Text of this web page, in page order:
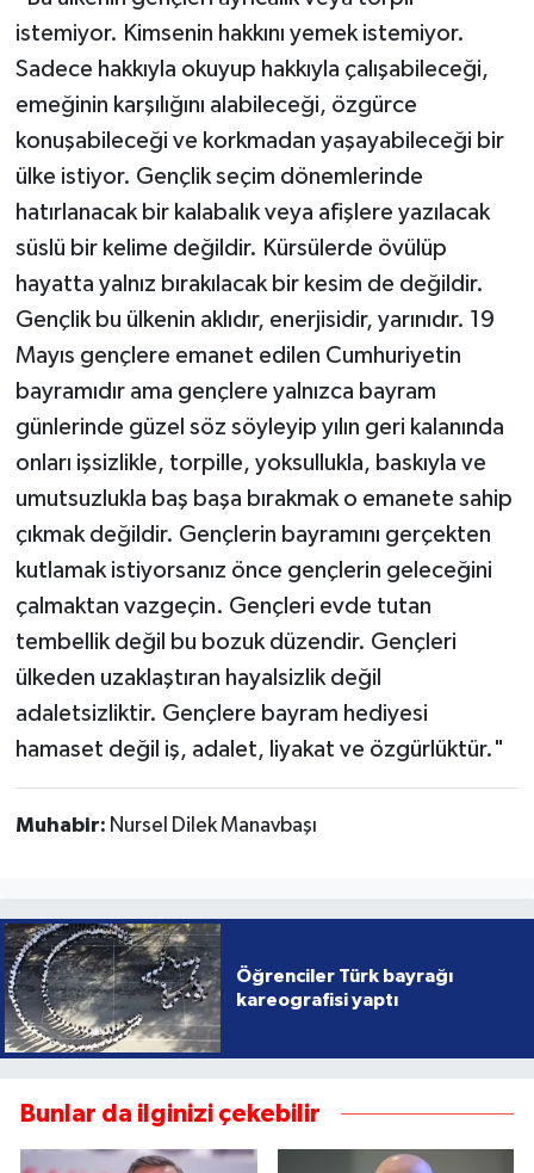
istemiyor. Kimsenin hakkını yemek istemiyor.
Sadece hakkıyla okuyup hakkıyla çalışabileceği,
emeğinin karşılığını alabileceği, özgürce
konuşabileceği ve korkmadan yaşayabileceği bir
ülke istiyor. Gençlik seçim dönemlerinde
hatırlanacak bir kalabalık veya afişlere yazılacak
süslü bir kelime değildir. Kürsülerde övülüp
hayatta yalnız bırakılacak bir kesim de değildir.
Gençlik bu ülkenin aklıdır, enerjisidir, yarınıdır. 19
Mayıs gençlere emanet edilen Cumhuriyetin
bayramıdır ama gençlere yalnızca bayram
günlerinde güzel söz söyleyip yılın geri kalanında
onları işsizlikle, torpille, yoksullukla, baskıyla ve
umutsuzlukla baş başa bırakmak o emanete sahip
çıkmak değildir. Gençlerin bayramını gerçekten
kutlamak istiyorsanız önce gençlerin geleceğini
çalmaktan vazgeçin. Gençleri evde tutan
tembellik değil bu bozuk düzendir. Gençleri
ülkeden uzaklaştıran hayalsizlik değil
adaletsizliktir. Gençlere bayram hediyesi
hamaset değil iş, adalet, liyakat ve özgürlüktür."
Muhabir: Nursel Dilek Manavbaşı
Öğrenciler Türk bayrağı
kareografisi yaptı
Bunlar da ilginizi çekebilir